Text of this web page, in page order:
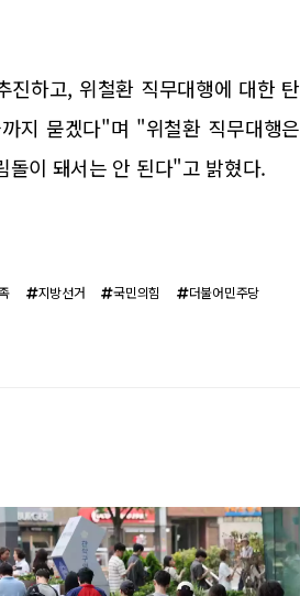
하고, 위철환 직무대행에 대한 탄
지 묻겠다"며 "위철환 직무대행은
돌이 돼서는 안 된다"고 밝혔다.
지방선거 국민의힘 더불어민주당